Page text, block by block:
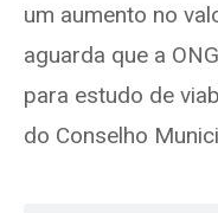
um aumento no
aguarda que a
para estudo de
do Conselho